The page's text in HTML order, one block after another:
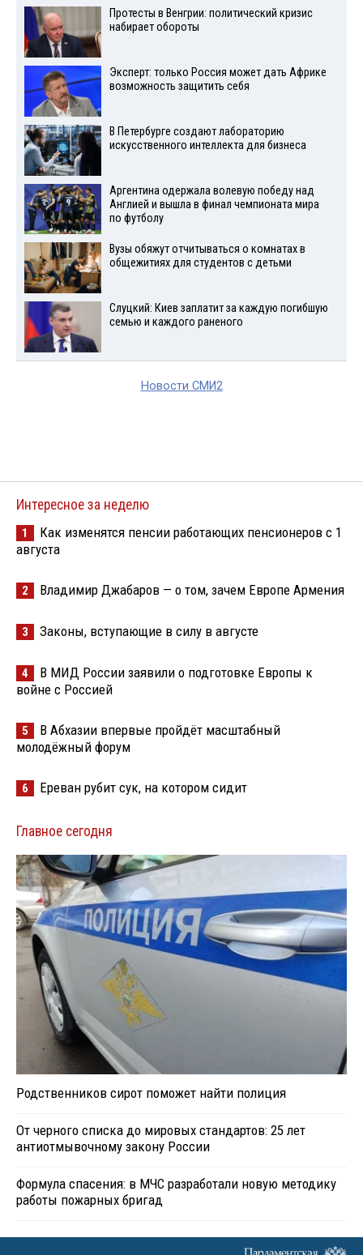
Протесты в Венгрии: политический кризис
набирает обороты
Эксперт: только Россия может дать Африке
возможность защитить себя
В Петербурге создают лабораторию
искусственного интеллекта для бизнеса
Аргентина одержала волевую победу над
Англией и вышла в финал чемпионата мира
по футболу
Вузы обяжут отчитываться о комнатах в
общежитиях для студентов с детьми
Слуцкий: Киев заплатит за каждую погибшую
семью и каждого раненого
Новости СМИ2
Интересное за неделю
1
Как изменятся пенсии работающих пенсионеров с 1
августа
2 Владимир Джабаров — о том, зачем Европе Армения
3 Законы, вступающие в силу в августе
4
В МИД России заявили о подготовке Европы к
войне с Россией
5
В Абхазии впервые пройдёт масштабный
молодёжный форум
6 Ереван рубит сук, на котором сидит
Главное сегодня
Родственников сирот поможет найти полиция
От черного списка до мировых стандартов: 25 лет
антиотмывочному закону России
Формула спасения: в МЧС разработали новую методику
работы пожарных бригад